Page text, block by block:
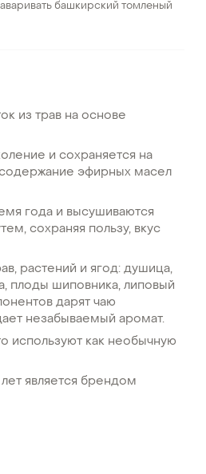
башкирский томленый
из трав на основе
и сохраняется на
эфирных масел
года и высушиваются
сохраняя пользу, вкус
растений и ягод: душица,
плоды шиповника, липовый
дарят чаю
незабываемый аромат.
используют как необычную
является брендом